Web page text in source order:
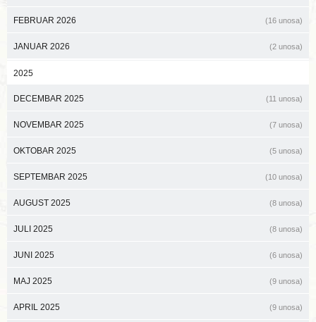
FEBRUAR 2026 (16 unosa)
JANUAR 2026 (2 unosa)
2025
DECEMBAR 2025 (11 unosa)
NOVEMBAR 2025 (7 unosa)
OKTOBAR 2025 (5 unosa)
SEPTEMBAR 2025 (10 unosa)
AUGUST 2025 (8 unosa)
JULI 2025 (8 unosa)
JUNI 2025 (6 unosa)
MAJ 2025 (9 unosa)
APRIL 2025 (9 unosa)